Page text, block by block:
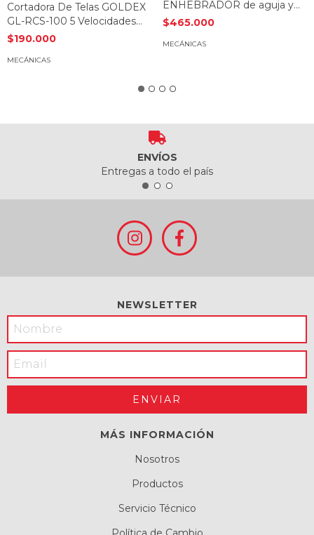
Cortadora De Telas GOLDEX
GL-RCS-100 5 Velocidades
Led NARANJA ó GRIS
$190.000
MECÁNICAS
ENHEBRADOR de aguja y
Pie De Falso Overlock De
$465.000
MECÁNICAS
ENVÍOS
Entregas a todo el país
NEWSLETTER
MÁS INFORMACIÓN
Nosotros
Productos
Servicio Técnico